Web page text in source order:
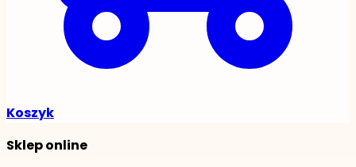
Koszyk
Sklep online